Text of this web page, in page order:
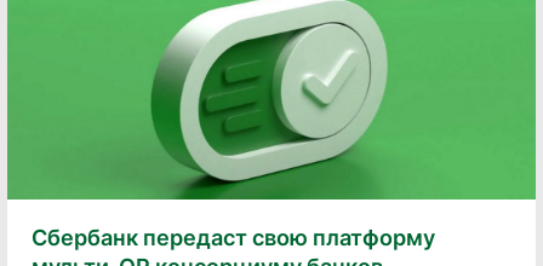
Сбербанк передаст свою платформу